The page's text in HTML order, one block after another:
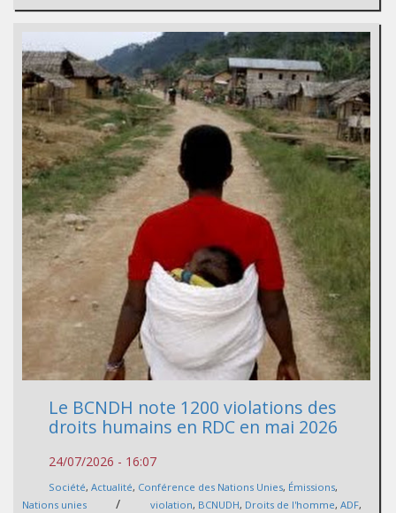
Le BCNDH note 1200 violations des
droits humains en RDC en mai 2026
24/07/2026 - 16:07
Société, Actualité, Conférence des Nations Unies, Émissions,
Nations unies
/ violation, BCNUDH, Droits de l'homme, ADF,